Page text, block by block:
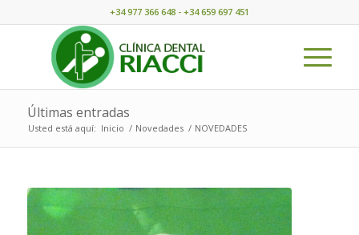
+34 977 366 648 - +34 659 697 451
Últimas entradas
Usted está aquí: Inicio / Novedades / NOVEDADES